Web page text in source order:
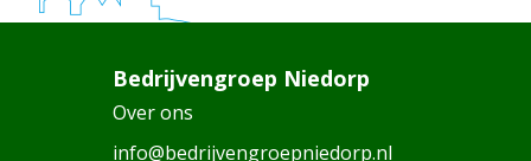
Bedrijvengroep Niedorp
Over ons
info@bedrijvengroepniedorp.nl